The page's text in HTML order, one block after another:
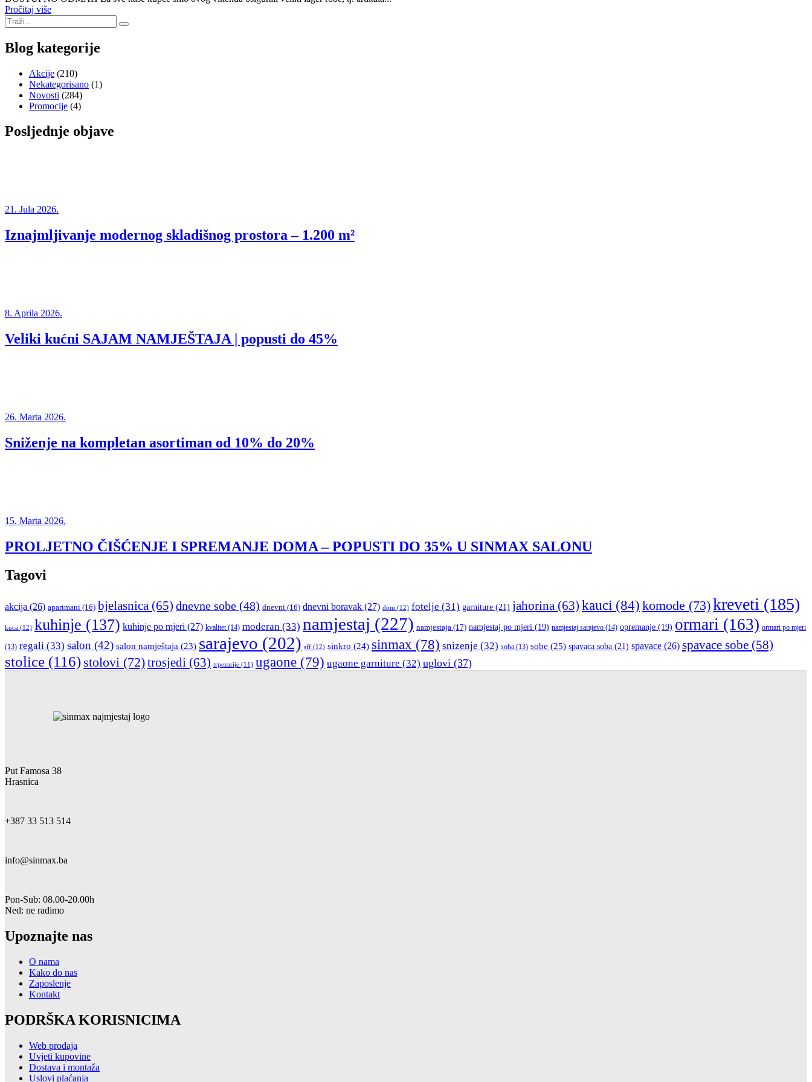
Pročitaj više
Blog kategorije
Akcije (210)
Nekategorisano (1)
Novosti (284)
Promocije (4)
Posljednje objave
21. Jula 2026.
Iznajmljivanje modernog skladišnog prostora – 1.200 m²
8. Aprila 2026.
Veliki kućni SAJAM NAMJEŠTAJA | popusti do 45%
26. Marta 2026.
Sniženje na kompletan asortiman od 10% do 20%
15. Marta 2026.
PROLJETNO ČIŠĆENJE I SPREMANJE DOMA – POPUSTI DO 35% U SINMAX SALONU
Tagovi
akcija (26) apartmani (16) bjelasnica (65) dnevne sobe (48) dnevni (16) dnevni boravak (27) dom (12) fotelje (31) garniture (21) jahorina (63) kauci (84) komode (73)kreveti (185)
kuca (12) kuhinje (137) kuhinje po mjeri (27) kvalitet(14) moderan (33) namjestaj (227) namjestaja (17) namjestaj po mjeri (19) namjestaj sarajevo (14) opremanje (19) ormari (163) ormari po mjeri
(13) regali (33) salon (42) salon namještaja (23) sarajevo (202) sff (12) sinkro (24) sinmax (78) snizenje (32) soba (13) sobe (25) spavaca soba (21) spavace (26) spavace sobe (58)
stolice (116) stolovi (72)trosjedi (63) trpezarije (11) ugaone (79) ugaone garniture (32) uglovi (37)
Put Famosa 38
Hrasnica
+387 33 513 514
info@sinmax.ba
Pon-Sub: 08.00-20.00h
Ned: ne radimo
Upoznajte nas
O nama
Kako do nas
Zaposlenje
Kontakt
PODRŠKA KORISNICIMA
Web prodaja
Uvjeti kupovine
Dostava i montaža
Uslovi plaćanja